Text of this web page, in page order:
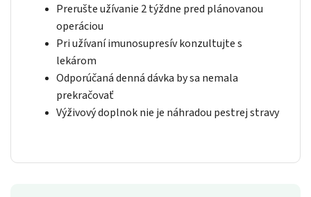
Prerušte užívanie 2 týždne pred plánovanou
operáciou
Pri užívaní imunosupresív konzultujte s
lekárom
Odporúčaná denná dávka by sa nemala
prekračovať
Výživový doplnok nie je náhradou pestrej stravy